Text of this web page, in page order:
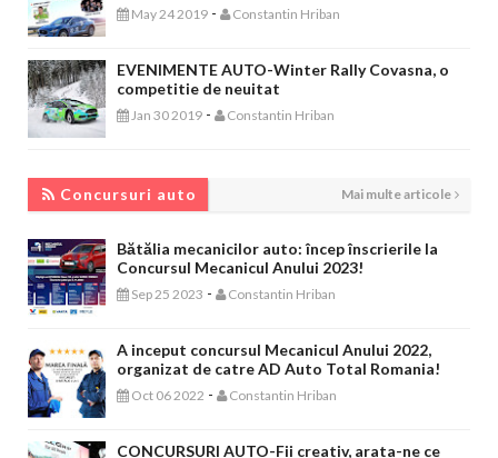
May 24 2019 - Constantin Hriban
EVENIMENTE AUTO-Winter Rally Covasna, o
competitie de neuitat
Jan 30 2019 - Constantin Hriban
Concursuri auto Mai multe articole
Bătălia mecanicilor auto: încep înscrierile la
Concursul Mecanicul Anului 2023!
Sep 25 2023 - Constantin Hriban
A inceput concursul Mecanicul Anului 2022,
organizat de catre AD Auto Total Romania!
Oct 06 2022 - Constantin Hriban
CONCURSURI AUTO-Fii creativ, arata-ne ce